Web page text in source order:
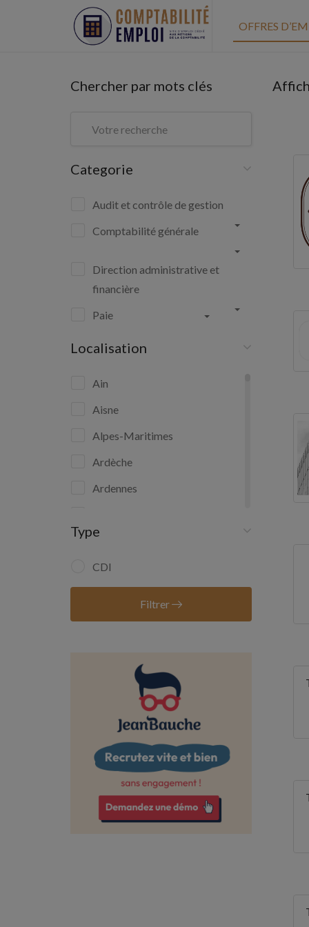
OFFRES
Chercher par mots clés
Categorie
Audit et contrôle de gestion
Comptabilité générale
Direction administrative et
financière
Paie
Localisation
Ain
Aisne
Alpes-Maritimes
Ardèche
Ardennes
Aube
Aude
Bas-Rhin
Calvados
Charente
Charente-Maritime
Corrèze
Type
CDI
Filtrer